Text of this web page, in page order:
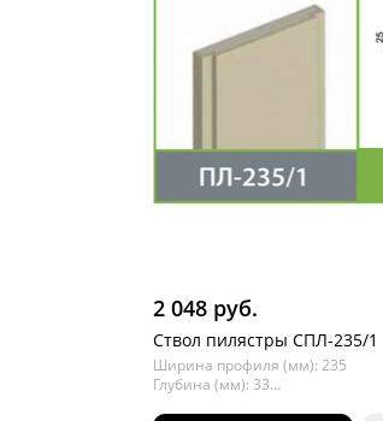
2 048 руб.
Ствол пилястры СПЛ-235/1
Ширина профиля (мм): 235
Глубина (мм): 33